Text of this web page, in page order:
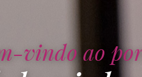
vindo ao